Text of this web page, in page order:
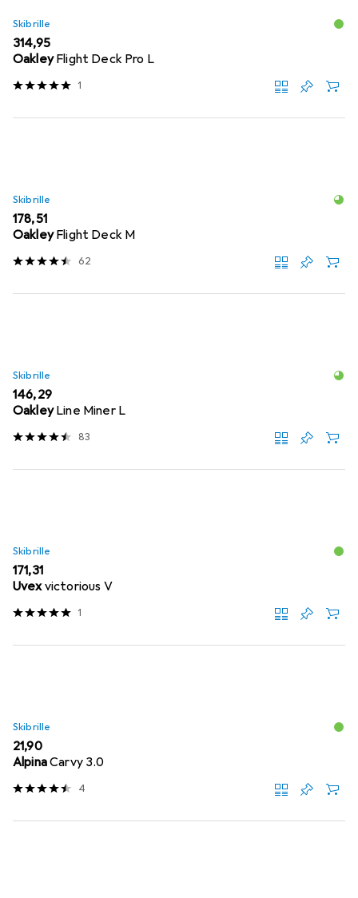
Skibrille
EUR
314,95
Oakley Flight Deck Pro L
1
Skibrille
EUR
178,51
Oakley Flight Deck M
62
Skibrille
EUR
146,29
Oakley Line Miner L
83
Skibrille
EUR
171,31
Uvexvictorious V
1
Skibrille
EUR
21,90
AlpinaCarvy 3.0
4